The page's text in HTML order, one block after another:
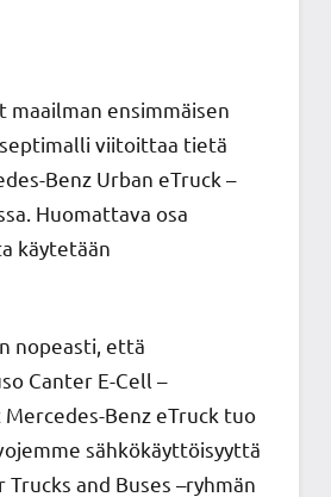
ensimmäisen
viitoittaa tietä
Benz Urban eTruck –
Huomattava osa
käytetään
nopeasti, että
Canter E-Cell –
Benz eTruck tuo
sähkökäyttöisyyttä
and Buses –ryhmän